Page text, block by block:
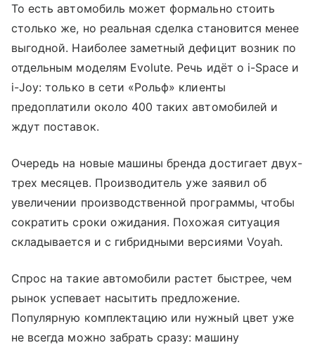
То есть автомобиль может формально стоить
столько же, но реальная сделка становится менее
выгодной. Наиболее заметный дефицит возник по
отдельным моделям Evolute. Речь идёт о i-Space и
i-Joy: только в сети «Рольф» клиенты
предоплатили около 400 таких автомобилей и
ждут поставок.
Очередь на новые машины бренда достигает двух-
трех месяцев. Производитель уже заявил об
увеличении производственной программы, чтобы
сократить сроки ожидания. Похожая ситуация
складывается и с гибридными версиями Voyah.
Спрос на такие автомобили растет быстрее, чем
рынок успевает насытить предложение.
Популярную комплектацию или нужный цвет уже
не всегда можно забрать сразу: машину